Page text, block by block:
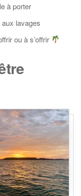
à porter
lavages
ou à s’offrir